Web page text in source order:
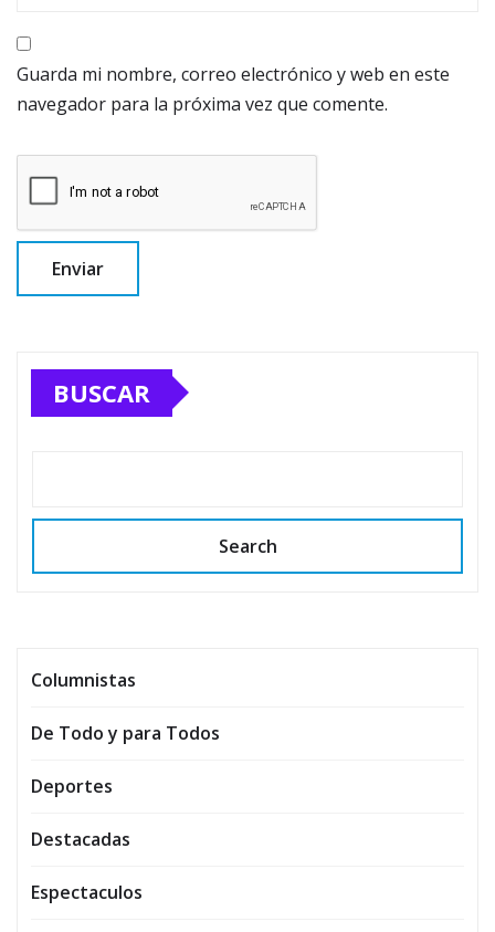
Guarda mi nombre, correo electrónico y web en este
navegador para la próxima vez que comente.
BUSCAR
Search
Columnistas
De Todo y para Todos
Deportes
Destacadas
Espectaculos